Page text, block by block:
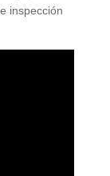
inspección